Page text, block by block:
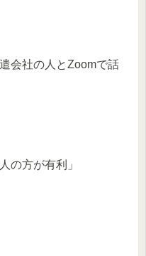
会社の人とZoomで話
の方が有利」